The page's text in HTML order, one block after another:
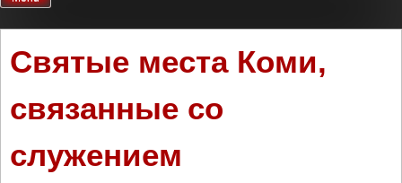
Святые места Коми,
связанные со
служением